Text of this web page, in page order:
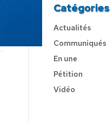
Catégories
Actualités
Communiqués
En une
Pétition
Vidéo